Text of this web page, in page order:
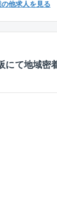
のみ。転勤の
長くキャリア
しており、仕
やかな雰囲気
は半額負担。
企業です。
調査技術者ま
きる環境を整
所長から推奨。
で組み、業務
おり、社長自
る？」と声を
していくプロ
を大切にされ
術で高い信頼
他求人を見る
にて地域密